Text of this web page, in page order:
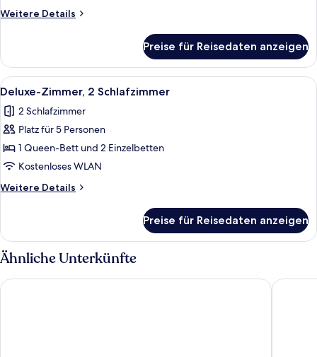
Weitere Details
Weitere
Studio
Preise für Reisedaten anzeigen
Alle
Fotos
für
Deluxe-
Zimmer,
2 Schlafzimmer
anzeigen
Eine moderne Küche mit
5
Deluxe-Zimmer, 2 Schlafzimmer
2 Schlafzimmer
Platz für 5 Personen
1 Queen-Bett und 2 Einzelbetten
Kostenloses WLAN
Weitere Details
Weitere
Zimmer,
2 Schlafzimmer
Preise für Reisedaten anzeigen
Ähnliche Unterkünfte
Ambassador Bangkok Hotel Eleven